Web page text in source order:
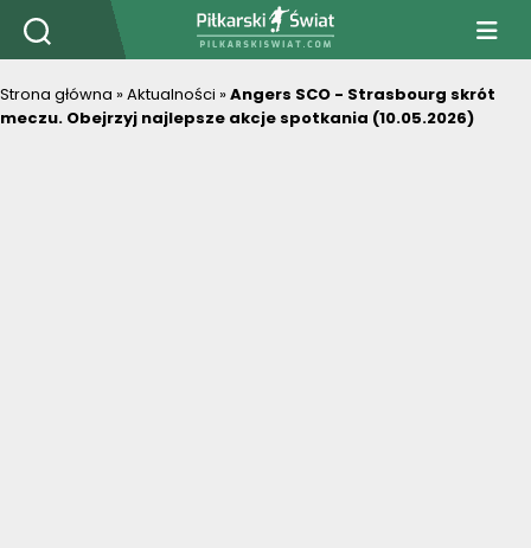
PiłkarskiSwiat.com
Strona główna »Aktualności »Angers SCO - Strasbourg skrót
meczu. Obejrzyj najlepsze akcje spotkania (10.05.2026)